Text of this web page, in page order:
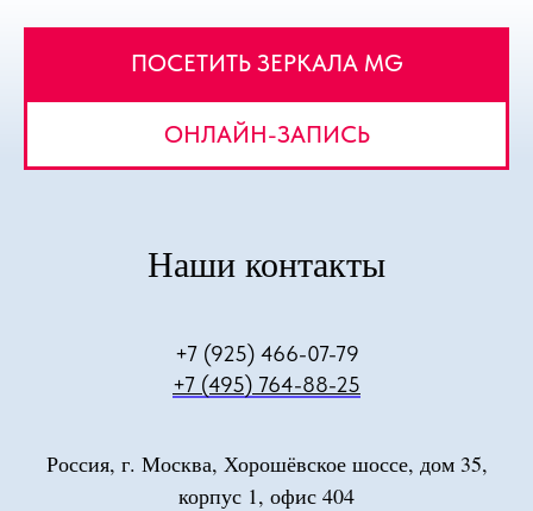
ПОСЕТИТЬ ЗЕРКАЛА MG
ОНЛАЙН-ЗАПИСЬ
Наши контакты
+7 (925) 466-07-79
+7 (495) 764-88-25
Россия, г. Москва, Хорошёвское шоссе, дом 35,
корпус 1, офис 404